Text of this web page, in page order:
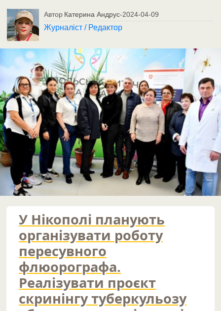
Автор Катерина Андрус-2024-04-09
Журналіст / Редактор
У Нікополі планують
організувати роботу
пересувного
флюорографа.
Реалізувати проєкт
скринінгу туберкульозу